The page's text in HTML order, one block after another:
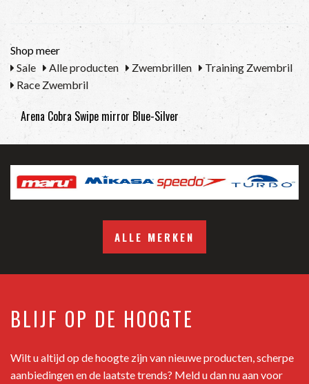
Shop meer
Sale
Alle producten Zwembrillen
Training Zwembril
Race Zwembril
Arena Cobra Swipe mirror Blue-Silver
ALLE MERKEN
BLIJF OP DE HOOGTE
Wilt u altijd op de hoogte zijn van nieuwe producten, scherpe
aanbiedingen en de laatste trends? Meld u dan nu aan voor